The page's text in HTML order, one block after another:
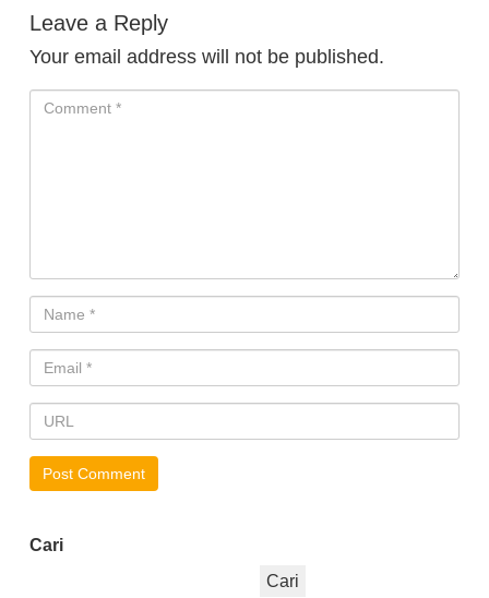
Leave a Reply
Your email address will not be published.
Cari
Cari